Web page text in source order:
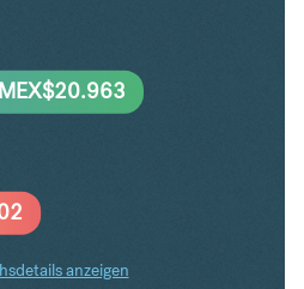
MEX$20.963
anzeigen